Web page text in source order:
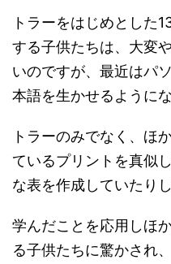
トラーをはじめとした
する子供たちは、大変
いのですが、最近はパ
本語を生かせるように
トラーのみでなく、ほ
ているプリントを真似
な表を作成していたり
学んだことを応用しほ
る子供たちに驚かされ